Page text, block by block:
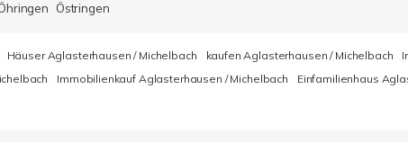
Östringen
Häuser Aglasterhausen / Michelbach kaufen Aglasterhausen / Michelbach
Immobilienkauf Aglasterhausen / Michelbach Einfamilienhaus